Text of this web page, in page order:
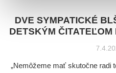
DVE SYMPATICKÉ
DETSKÝM
„Nemôžeme mať skutočne radi